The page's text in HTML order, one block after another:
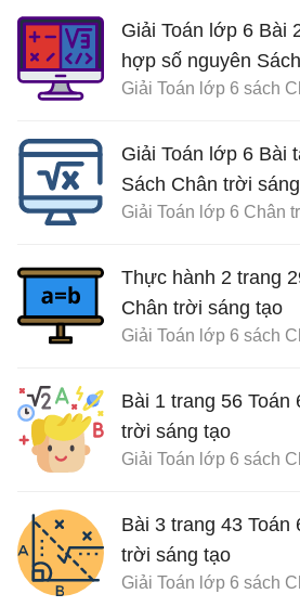
Giải Toán lớp 6 Bài
hợp số nguyên
Giải Toán lớp 6 sách
Giải Toán lớp 6 Bài
Sách Chân trời
Giải Toán lớp 6 Chân
Thực hành 2 trang
Chân trời sáng tạo
Giải Toán lớp 6 sách
Bài 1 trang 56 Toán
trời sáng tạo
Giải Toán lớp 6 sách
Bài 3 trang 43 Toán
trời sáng tạo
Giải Toán lớp 6 sách